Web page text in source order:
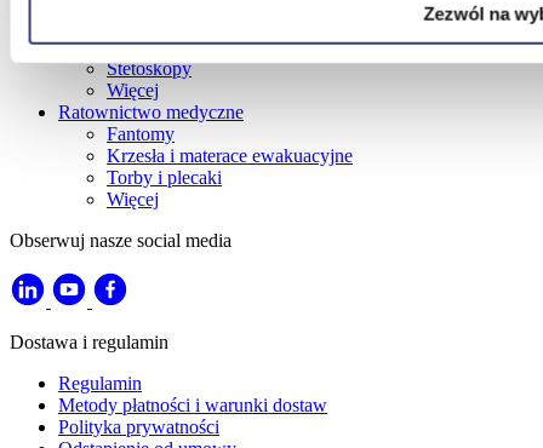
Zezwól na
Artykuły Przeciwodleżynowe
Stetoskopy
Więcej
Ratownictwo medyczne
Fantomy
Krzesła i materace ewakuacyjne
Torby i plecaki
Więcej
Obserwuj nasze social media
Dostawa i regulamin
Regulamin
Metody płatności i warunki dostaw
Polityka prywatności